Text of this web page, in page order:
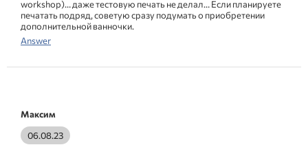
workshop)… даже тестовую печать не делал… Если планируете
печатать подряд, советую сразу подумать о приобретении
дополнительной ванночки.
Answer
Максим
06.08.23